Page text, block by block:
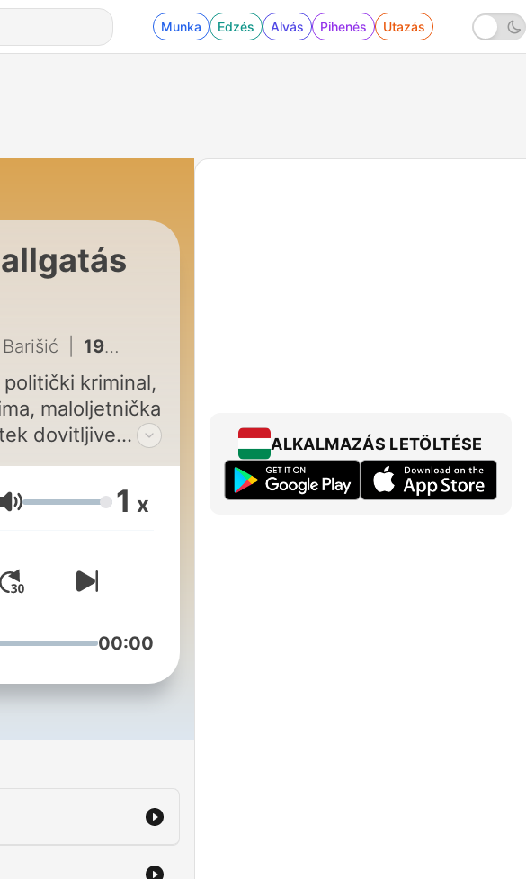
Munka Edzés Alvás Pihenés Utazás
193 - Danijel Špelić: ULJEZI
maloljetnička
dovitljive
krađe, neobični
zapetljane
drže u
kraja
kojega
petkom od 23
programu
te na
Hangerő 1 x
00:00
ALKALMAZÁS LETÖLTÉSE